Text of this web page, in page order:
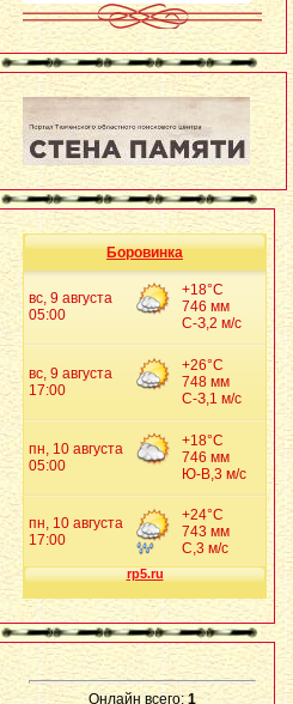
Боровинка
Онлайн всего:1